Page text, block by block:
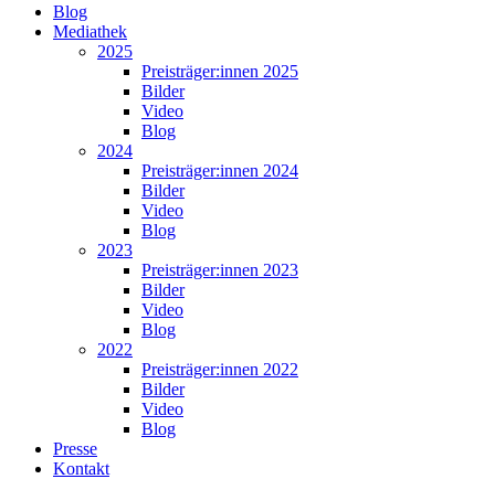
Blog
Mediathek
2025
Preisträger:innen 2025
Bilder
Video
Blog
2024
Preisträger:innen 2024
Bilder
Video
Blog
2023
Preisträger:innen 2023
Bilder
Video
Blog
2022
Preisträger:innen 2022
Bilder
Video
Blog
Presse
Kontakt